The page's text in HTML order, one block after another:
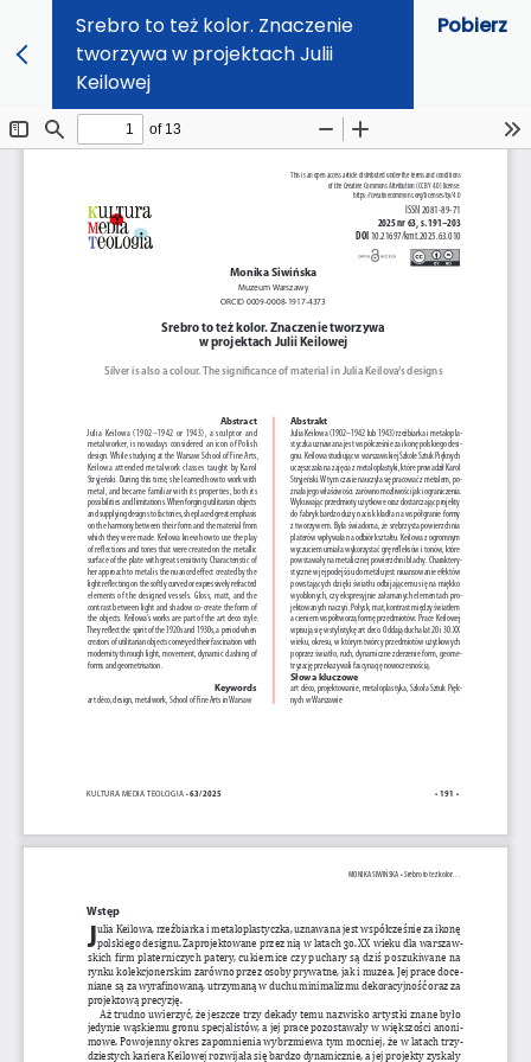
Srebro to też kolor. Znaczenie
tworzywa w projektach Julii
Keilowej
Pobierz